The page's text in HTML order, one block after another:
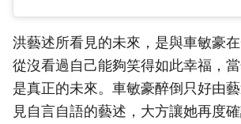
洪藝述所看見的未來，是與車敏豪
從沒看過自己能夠笑得如此幸福，
是真正的未來。車敏豪醉倒只好由
見自言自語的藝述，大方讓她再度